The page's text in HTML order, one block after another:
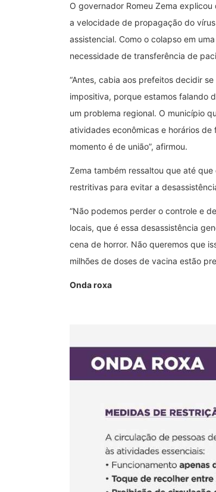
O governador Romeu Zema
a velocidade de propagação do
assistencial. Como o colapso em
necessidade de transferência de
“Antes, cabia aos prefeitos decidir
impositiva, porque estamos falando
um problema regional. O município
atividades econômicas e horários
momento é de união”, afirmou.
Zema também ressaltou que até
restritivas para evitar a
“Não podemos perder o controle e
locais, que é essa desassistência
cena de horror. Não queremos que
milhões de doses de vacina estão
Onda roxa